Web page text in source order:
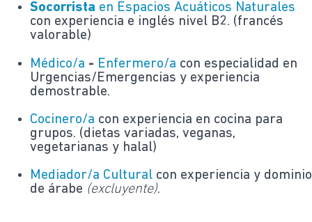
Socorrista en Espacios Acuáticos Naturales
con experiencia e inglés nivel B2. (francés
valorable)
Médico/a - Enfermero/a con especialidad en
Urgencias/Emergencias y experiencia
demostrable.
Cocinero/a con experiencia en cocina para
grupos. (dietas variadas, veganas,
vegetarianas y halal)
Mediador/a Cultural con experiencia y dominio
de árabe (excluyente).